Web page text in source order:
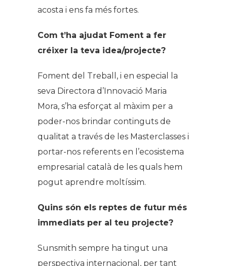
acosta i ens fa més fortes.
Com t’ha ajudat Foment a fer
créixer la teva idea/projecte?
Foment del Treball, i en especial la
seva Directora d’Innovació Maria
Mora, s’ha esforçat al màxim per a
poder-nos brindar continguts de
qualitat a través de les Masterclasses i
portar-nos referents en l’ecosistema
empresarial català de les quals hem
pogut aprendre moltíssim.
Quins són els reptes de futur més
immediats per al teu projecte?
Sunsmith sempre ha tingut una
perspectiva internacional, per tant